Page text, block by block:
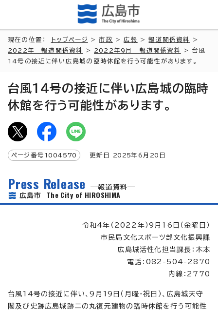
現在の位置： トップページ >市政 >広報 >報道関係資料
>
2022年 報道関係資料
> 2022年9月 報道関係資料
> 台風
14号の接近に伴い広島城の臨時休館を行う可能性があります。
台風14号の接近に伴い広島城の臨時
休館を行う可能性があります。
ページ番号 1004570 更新日 2025年6月 20 日
Press Release
報道資料
広島市 The City of HIROSHIMA
令和4年（2022年）9月16日（金曜日）
市民局文化スポーツ部文化振興課
広島城活性化担当課長：木本
電話：082-504-2870
内線：2770
台風14号の接近に伴い、9月19日（月曜・祝日）、広島城天守
閣及び史跡広島城跡二の丸復元建物の臨時休館を行う可能性